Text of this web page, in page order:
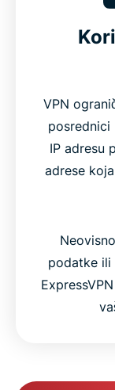
VPN
posrednici
IP adresu
adrese
podatke ili